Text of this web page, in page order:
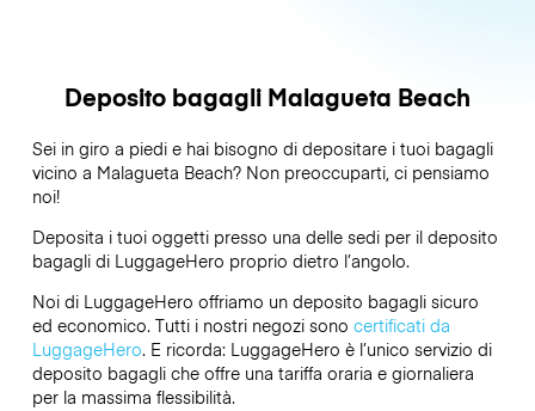
Deposito bagagli Malagueta Beach
Sei in giro a piedi e hai bisogno di depositare i tuoi bagagli
vicino a Malagueta Beach? Non preoccuparti, ci pensiamo
noi!
Deposita i tuoi oggetti presso una delle sedi per il deposito
bagagli di LuggageHero proprio dietro l’angolo.
Noi di LuggageHero offriamo un deposito bagagli sicuro
ed economico. Tutti i nostri negozi sono certificati da
LuggageHero. E ricorda: LuggageHero è l’unico servizio di
deposito bagagli che offre una tariffa oraria e giornaliera
per la massima flessibilità.